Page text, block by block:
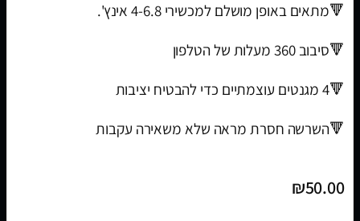
🔻מתאים באופן מושלם למכשירי 4-6.8 אינץ'.
🔻סיבוב 360 מעלות של הטלפון
🔻4 מגנטים עוצמתיים כדי להבטיח יציבות
🔻השרשה חסרת מראה שלא משאירה עקבות
₪50.00